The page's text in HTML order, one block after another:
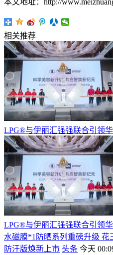
本文地址：http://
相关推荐
LPG®与伊丽汇强强联合引领
LPG®与伊丽汇强强联合引领
水磁膜*1防晒系列重磅升级 花
防汗版焕新上市 头条 今天